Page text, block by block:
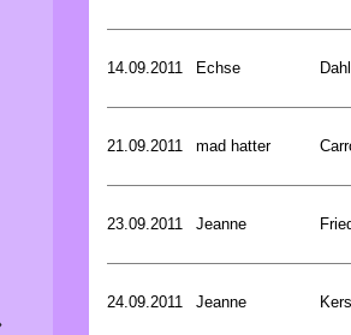
14.09.2011 Echse
21.09.2011 mad hatter
23.09.2011 Jeanne
24.09.2011 Jeanne